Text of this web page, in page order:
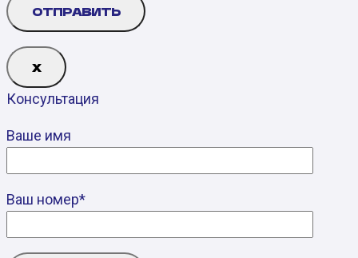
Х
Консультация
Ваше имя
Ваш номер*